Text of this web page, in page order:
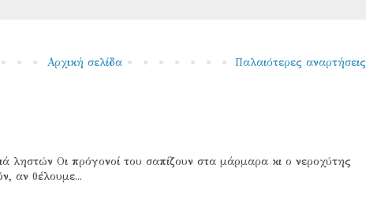
Παλαιότερες αναρτήσεις
Αρχική σελίδα
ληστών Οι πρόγονοί του σαπίζουν στα μάρμαρα κι ο νεροχύτης
αν θέλουμε...